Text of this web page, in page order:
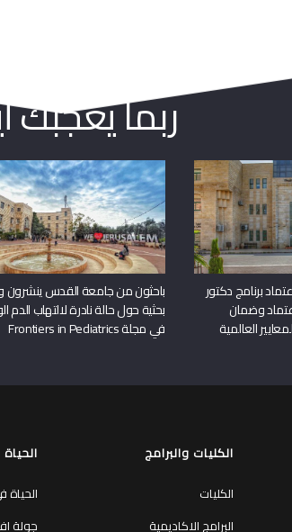
ربما يعجبك
برنامج دكتور
وضمان
العالمية
باحثون من جامعة القدس ينشرون
بحثية حول حالة نادرة لالتهاب الدم
في مجلة Frontiers in Pediatrics
الكليات والبرامج
الكليات
البرامج الاكاديمية
جولة